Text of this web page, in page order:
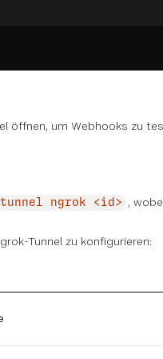
öffnen, um Webhooks zu
tunnel ngrok <id> ,
Tunnel zu konfigurieren: